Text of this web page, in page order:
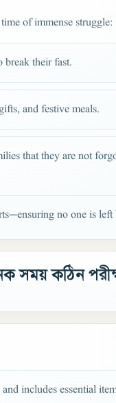
of immense struggle:
break their fast.
and festive meals.
that they are not
no one is
সময় কঠিন
includes essential